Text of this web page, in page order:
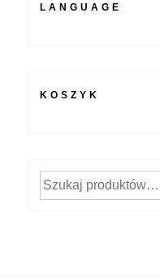
LANGUAGE
KOSZYK
Szukaj: